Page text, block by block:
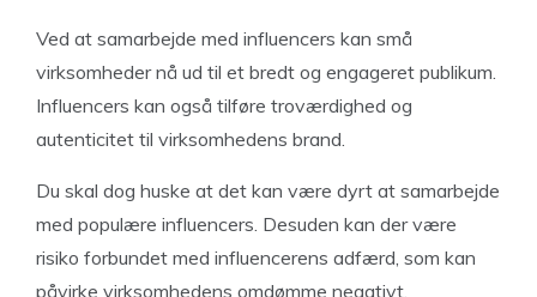
Ved at samarbejde med influencers kan små
virksomheder nå ud til et bredt og engageret publikum.
Influencers kan også tilføre troværdighed og
autenticitet til virksomhedens brand.
Du skal dog huske at det kan være dyrt at samarbejde
med populære influencers. Desuden kan der være
risiko forbundet med influencerens adfærd, som kan
påvirke virksomhedens omdømme negativt.